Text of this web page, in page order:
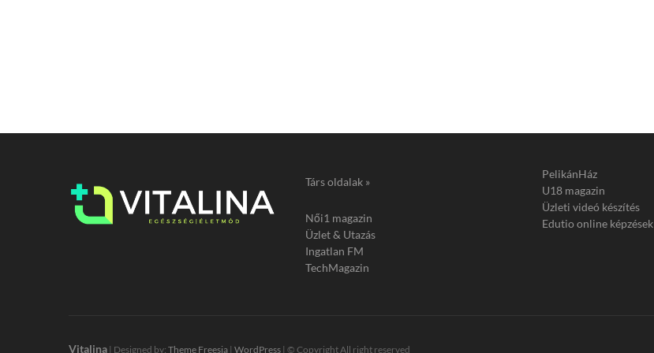
Társ oldalak »
Női1 magazin
Üzlet & Utazás
Ingatlan FM
TechMagazin
PelikánHáz
U18 magazin
Üzleti videó készítés
Edutio online képzések
Vitalina | Designed by: Theme Freesia | WordPress | © Copyright All right reserved